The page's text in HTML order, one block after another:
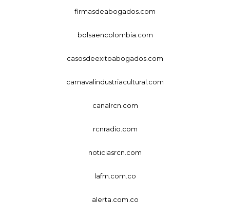
firmasdeabogados.com
bolsaencolombia.com
casosdeexitoabogados.com
carnavalindustriacultural.com
canalrcn.com
rcnradio.com
noticiasrcn.com
lafm.com.co
alerta.com.co